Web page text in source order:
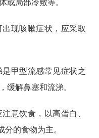
或局部冷敷等。
现咳嗽症状，应采取
甲型流感常见症状之
缓解鼻塞和流涕。
意饮食，以高蛋白、
的食物为主。